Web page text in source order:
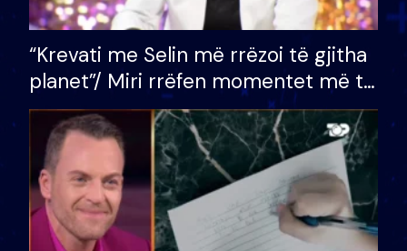
“Krevati me Selin më rrëzoi të gjitha
planet”/ Miri rrëfen momentet më të
bukura në shtëpinë e BB VIP: Do më
mungojë zilja e mëngjesit kur…